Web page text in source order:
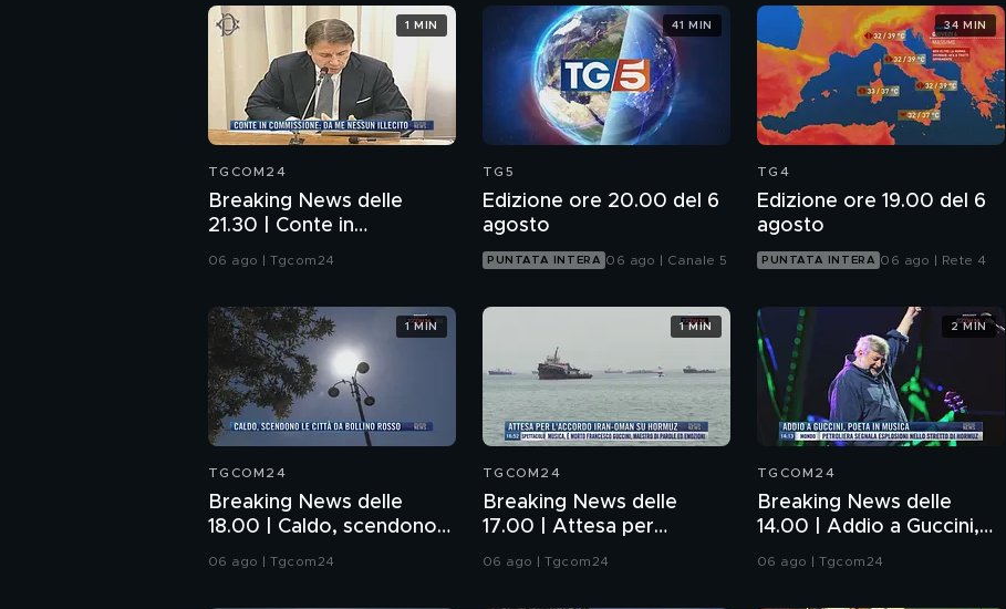
TGCOM24
Breaking News delle
21.30 | Conte in
Commissione: da me
06 ago | Tgcom24
1 MIN
TG5
Edizione ore 20.00 del 6
agosto
PUNTATA INTERA 06 ago | Canale 5
41 MIN
TG4
Edizione ore 19.00 del 6
agosto
PUNTATA INTERA 06 ago | Rete 4
34 MIN
TGCOM24
Breaking News delle
18.00 | Caldo, scendono
le città da bollino rosso
06 ago | Tgcom24
1 MIN
TGCOM24
Breaking News delle
17.00 | Attesa per
l'accordo Iran-Oman su
06 ago | Tgcom24
1 MIN
TGCOM24
Breaking News delle
14.00 | Addio a Guccini,
poeta in musica
06 ago | Tgcom24
2 MIN